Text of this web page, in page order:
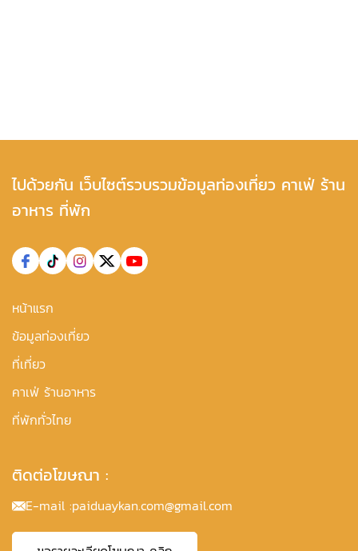
ไปด้วยกัน เว็บไซต์รวบรวมข้อมูลท่องเที่ยว คาเฟ่ ร้าน
อาหาร ที่พัก
หน้าแรก
ข้อมูลท่องเที่ยว
ที่เที่ยว
คาเฟ่ ร้านอาหาร
ที่พักทั่วไทย
ติดต่อโฆษณา :
E-mail :paiduaykan.com@gmail.com